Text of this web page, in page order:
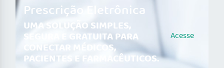
Prescrição Eletrônica
UMA SOLUÇÃO SIMPLES,
SEGURA E GRATUITA PARA
CONECTAR MÉDICOS,
PACIENTES E FARMACÊUTICOS.
Acesse